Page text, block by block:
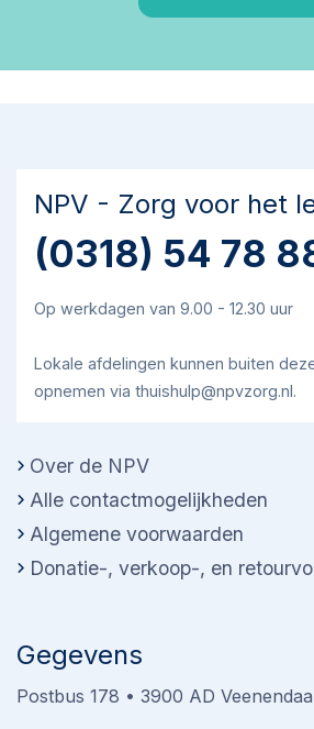
NPV - Zorg voor het
(0318) 54 78
Op werkdagen van 9.00 - 12.30 uur
Lokale afdelingen kunnen buiten
opnemen via thuishulp@npvzorg.nl.
Over de NPV
Alle contactmogelijkheden
Algemene voorwaarden
Donatie-, verkoop-, en
Gegevens
Postbus 178 • 3900 AD